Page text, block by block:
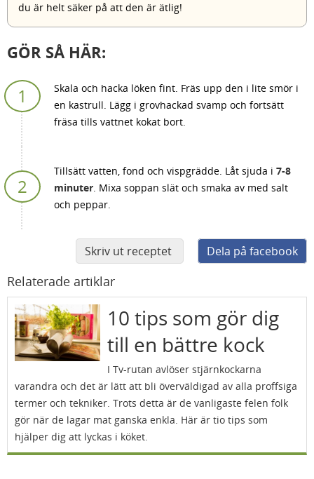
du är helt säker på att den är ätlig!
GÖR SÅ HÄR:
Skala och hacka löken fint. Fräs upp den i lite smör i
en kastrull. Lägg i grovhackad svamp och fortsätt
fräsa tills vattnet kokat bort.
Tillsätt vatten, fond och vispgrädde. Låt sjuda i 7-8
minuter. Mixa soppan slät och smaka av med salt
och peppar.
Skriv ut receptet Dela på facebook
Relaterade artiklar
10 tips som gör dig
till en bättre kock
I Tv-rutan avlöser stjärnkockarna
varandra och det är lätt att bli överväldigad av alla proffsiga
termer och tekniker. Trots detta är de vanligaste felen folk
gör när de lagar mat ganska enkla. Här är tio tips som
hjälper dig att lyckas i köket.